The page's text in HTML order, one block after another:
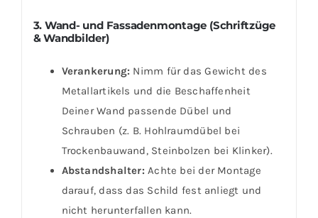
3. Wand- und Fassadenmontage (Schriftzüge
& Wandbilder)
Verankerung: Nimm für das Gewicht des
Metallartikels und die Beschaffenheit
Deiner Wand passende Dübel und
Schrauben (z. B. Hohlraumdübel bei
Trockenbauwand, Steinbolzen bei Klinker).
Abstandshalter: Achte bei der Montage
darauf, dass das Schild fest anliegt und
nicht herunterfallen kann.